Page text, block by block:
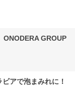
GROUP
アで泡まみれに！